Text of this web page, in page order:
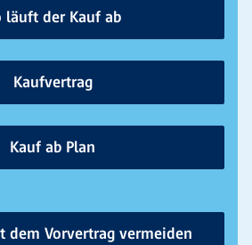
läuft der Kauf ab
Kaufvertrag
Kauf ab Plan
dem Vorvertrag vermeiden